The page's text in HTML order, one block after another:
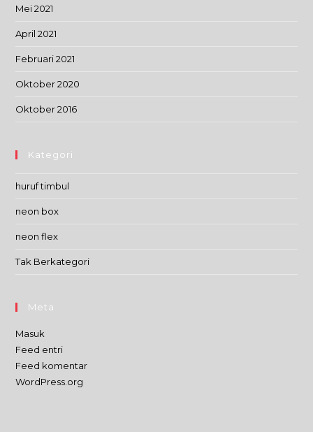
Mei 2021
April 2021
Februari 2021
Oktober 2020
Oktober 2016
Kategori
huruf timbul
neon box
neon flex
Tak Berkategori
Meta
Masuk
Feed entri
Feed komentar
WordPress.org